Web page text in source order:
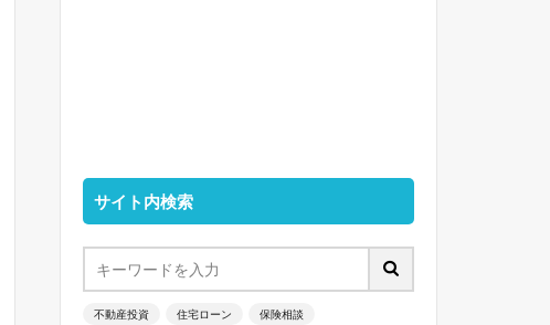
サイト内検索
不動産投資 住宅ローン 保険相談